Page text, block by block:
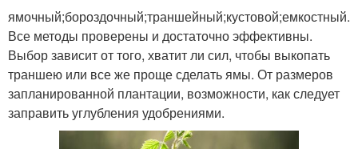
ямочный;бороздочный;траншейный;кустовой;емкостный.
Все методы проверены и достаточно эффективны.
Выбор зависит от того, хватит ли сил, чтобы выкопать
траншею или все же проще сделать ямы. От размеров
запланированной плантации, возможности, как следует
заправить углубления удобрениями.